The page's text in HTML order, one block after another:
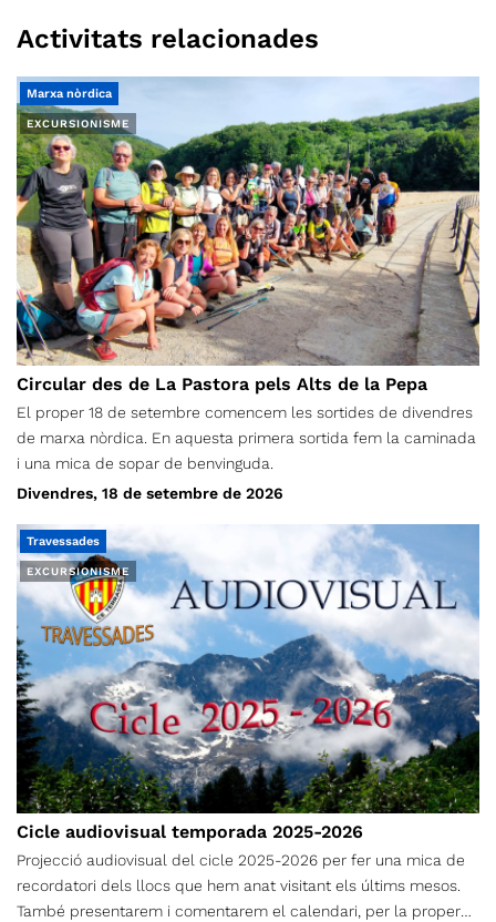
Activitats relacionades
EXCURSIONISME
Marxa nòrdica
Circular des de La Pastora pels Alts de la Pepa
El proper 18 de setembre comencem les sortides de divendres
de marxa nòrdica. En aquesta primera sortida fem la caminada
i una mica de sopar de benvinguda.
Divendres, 18 de setembre de 2026
EXCURSIONISME
Travessades
Cicle audiovisual temporada 2025-2026
Projecció audiovisual del cicle 2025-2026 per fer una mica de
recordatori dels llocs que hem anat visitant els últims mesos.
També presentarem i comentarem el calendari, per la propera